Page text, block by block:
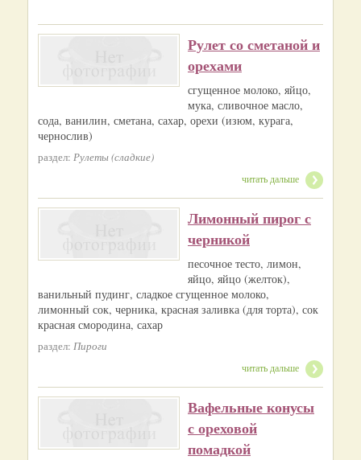
Рулет со сметаной и
орехами
сгущенное молоко, яйцо,
мука, сливочное масло,
сода, ванилин, сметана, сахар, орехи (изюм, курага,
чернослив)
раздел: Рулеты (сладкие)
читать дальше
Лимонный пирог с
черникой
песочное тесто, лимон,
яйцо, яйцо (желток),
ванильный пудинг, сладкое сгущенное молоко,
лимонный сок, черника, красная заливка (для торта), сок
красная смородина, сахар
раздел: Пироги
читать дальше
Вафельные конусы
с ореховой
помадкой